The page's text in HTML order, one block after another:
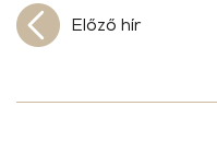
Előző hír